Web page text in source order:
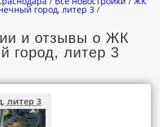
НОВОСТРОЙКИ
ПОСЕЛКИ
город, литер 3 /
и отзывы о ЖК
город, литер 3
литер 3